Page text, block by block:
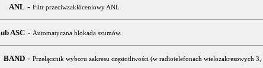
ANL - Filtr przeciwzakłóceniowy ANL
ASC - Automatyczna blokada szumów.
BAND - Przełącznik wyboru zakresu częstotliwości (w radiotelefonach wielozakresowych 3,